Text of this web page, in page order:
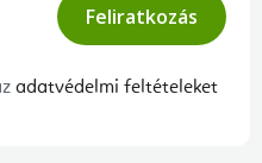
Feliratkozás
adatvédelmi feltételeket